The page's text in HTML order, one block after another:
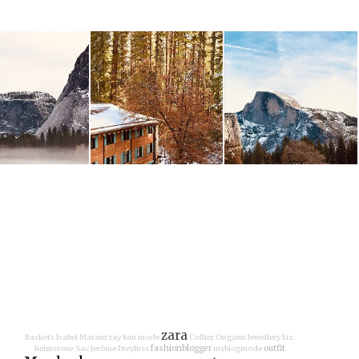
Baskets Isabel Marant ray ban modezara Collier Origami JewelleryEtc.
heimstone Sac Jerôme Dreyfuss fashionbloggermyblogmode outfit